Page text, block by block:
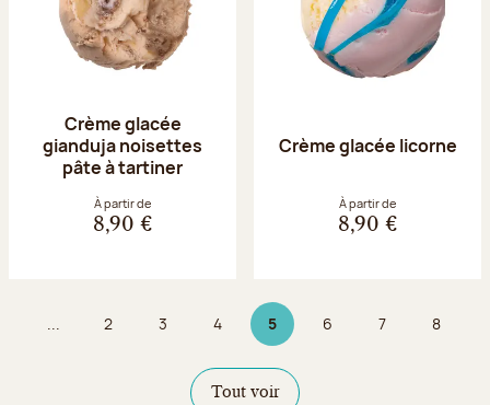
Crème glacée
gianduja noisettes
pâte à tartiner
À partir de
8,90 €
Crème glacée licorne
À partir de
8,90 €
... Page
2 Page
3 Page
4 5Page 5 sur 9
Page
6 Page
7 Page
8
Tout voir